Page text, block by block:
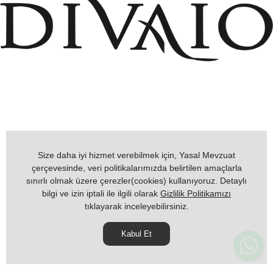
Size daha iyi hizmet verebilmek için, Yasal Mevzuat
çerçevesinde, veri politikalarımızda belirtilen amaçlarla
sınırlı olmak üzere çerezler(cookies) kullanıyoruz. Detaylı
bilgi ve izin iptali ile ilgili olarak Gizlilik Politikamızı
tıklayarak inceleyebilirsiniz.
Kabul Et
www.divaio.com ©